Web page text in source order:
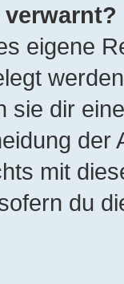
eigene
sie dir
der
mit
du